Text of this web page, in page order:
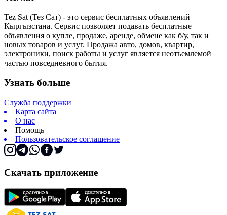
Tez Sat (Тез Сат) - это сервис бесплатных объявлений
Кыргызстана. Сервис позволяет подавать бесплатные
объявления о купле, продаже, аренде, обмене как б/у, так и
новых товаров и услуг. Продажа авто, домов, квартир,
электроники, поиск работы и услуг является неотъемлемой
частью повседневного бытия.
Узнать больше
Служба поддержки
Карта сайта
О нас
Помощь
Пользовательское соглашение
Скачать приложение